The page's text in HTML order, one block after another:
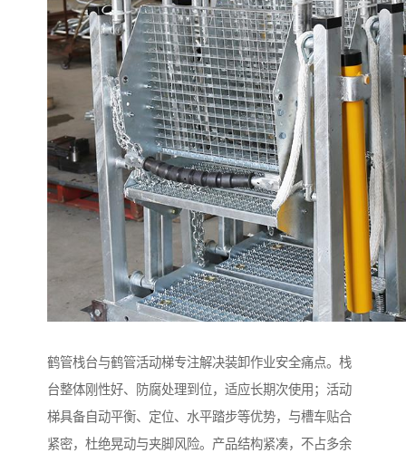
鹤管栈台与鹤管活动梯专注解决装卸作业安全痛点。栈
台整体刚性好、防腐处理到位，适应长期次使用；活动
梯具备自动平衡、定位、水平踏步等优势，与槽车贴合
紧密，杜绝晃动与夹脚风险。产品结构紧凑，不占多余